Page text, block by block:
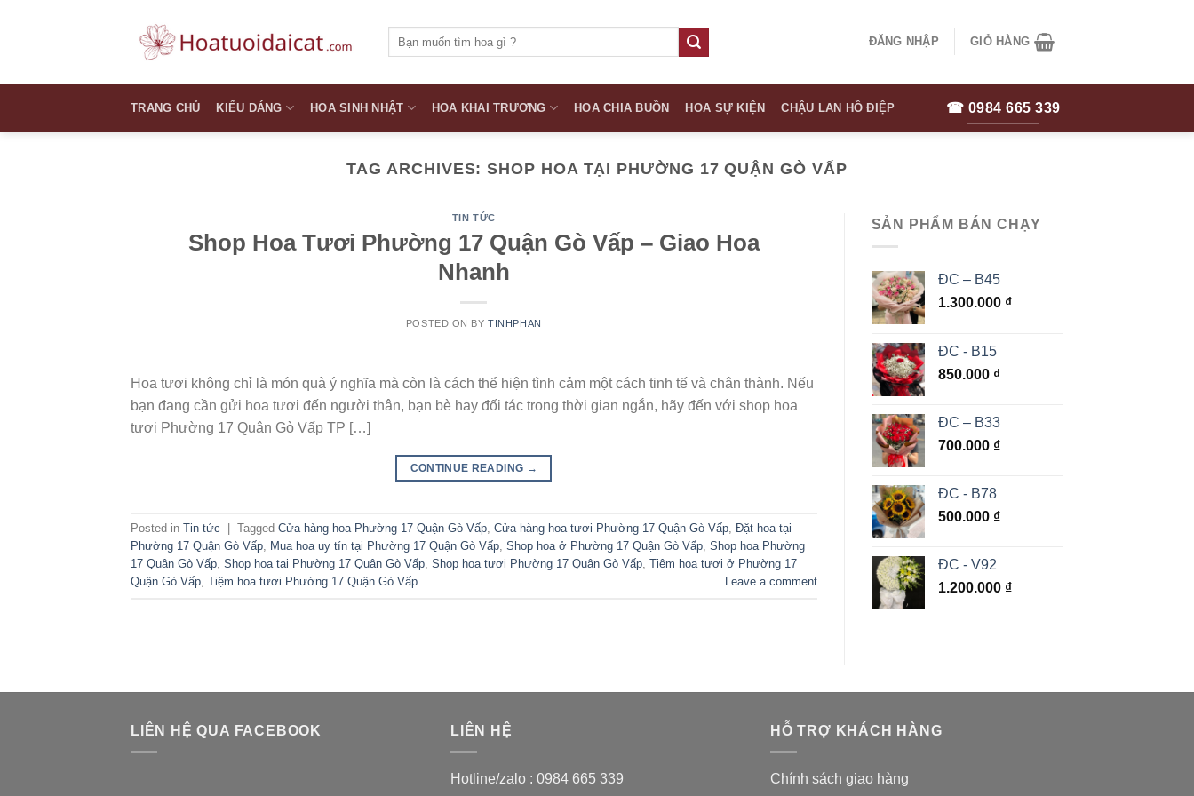
kiếm:
ĐĂNG NHẬP GIỎ HÀNG
TRANG CHỦ KIỂU DÁNG HOA SINH NHẬT HOA KHAI TRƯƠNG HOA CHIA BUỒN HOA SỰ KIỆN CHẬU LAN HỒ ĐIỆP ☎ 0984 665 339
TAG ARCHIVES:SHOP HOA TẠI PHƯỜNG 17 QUẬN GÒ VẤP
TIN TỨC
Shop Hoa Tươi Phường 17 Quận Gò Vấp – Giao Hoa
Nhanh
POSTED ON BYTINHPHAN
Hoa tươi không chỉ là món quà ý nghĩa mà còn là cách thể hiện tình cảm một cách tinh tế và chân thành. Nếu
bạn đang cần gửi hoa tươi đến người thân, bạn bè hay đối tác trong thời gian ngắn, hãy đến với shop hoa
tươi Phường 17 Quận Gò Vấp TP […]
CONTINUE READING →
Posted in Tin tức Tagged Cửa hàng hoa Phường 17 Quận Gò Vấp, Cửa hàng hoa tươi Phường 17 Quận Gò Vấp, Đặt hoa tại
Phường 17 Quận Gò Vấp, Mua hoa uy tín tại Phường 17 Quận Gò Vấp, Shop hoa ở Phường 17 Quận Gò Vấp, Shop hoa Phường
17 Quận Gò Vấp, Shop hoa tại Phường 17 Quận Gò Vấp, Shop hoa tươi Phường 17 Quận Gò Vấp, Tiệm hoa tươi ở Phường 17
Quận Gò Vấp, Tiệm hoa tươi Phường 17 Quận Gò Vấp Leave a comment
SẢN PHẨM BÁN CHẠY
ĐC – B45
1.300.000 ₫
ĐC - B15
850.000 ₫
ĐC – B33
700.000 ₫
ĐC - B78
500.000 ₫
ĐC - V92
1.200.000 ₫
LIÊN HỆ QUA FACEBOOK LIÊN HỆ
Hotline/zalo : 0984 665 339
HỖ TRỢ KHÁCH HÀNG
Chính sách giao hàng